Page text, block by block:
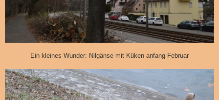
Ein kleines Wunder: Nilgänse mit Küken anfang Februar